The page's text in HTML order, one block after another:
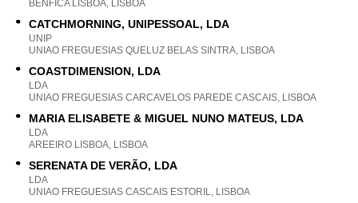
BENFICA LISBOA, LISBOA
CATCHMORNING, UNIPESSOAL, LDA
UNIP
UNIAO FREGUESIAS QUELUZ BELAS SINTRA, LISBOA
COASTDIMENSION, LDA
LDA
UNIAO FREGUESIAS CARCAVELOS PAREDE CASCAIS, LISBOA
MARIA ELISABETE & MIGUEL NUNO MATEUS, LDA
LDA
AREEIRO LISBOA, LISBOA
SERENATA DE VERÃO, LDA
LDA
UNIAO FREGUESIAS CASCAIS ESTORIL, LISBOA